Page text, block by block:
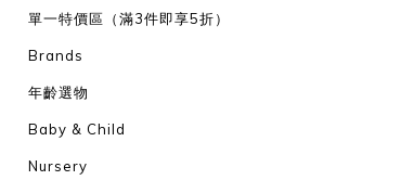
單一特價區（滿3件即享5折）
Brands
年齡選物
Baby & Child
Nursery